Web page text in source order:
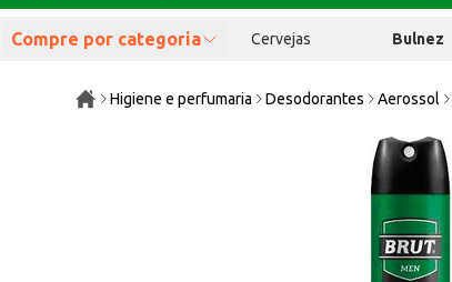
Compre por categoria Cervejas Bulnez
Higiene e perfumaria Desodorantes Aerossol